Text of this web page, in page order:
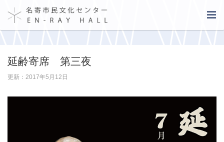
延齢寄席 第三夜
更新：2017年5月12日